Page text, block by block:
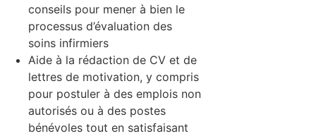
conseils pour mener à bien le
processus d’évaluation des
soins infirmiers
Aide à la rédaction de CV et de
lettres de motivation, y compris
pour postuler à des emplois non
autorisés ou à des postes
bénévoles tout en satisfaisant